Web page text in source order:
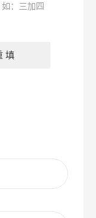
：三加四